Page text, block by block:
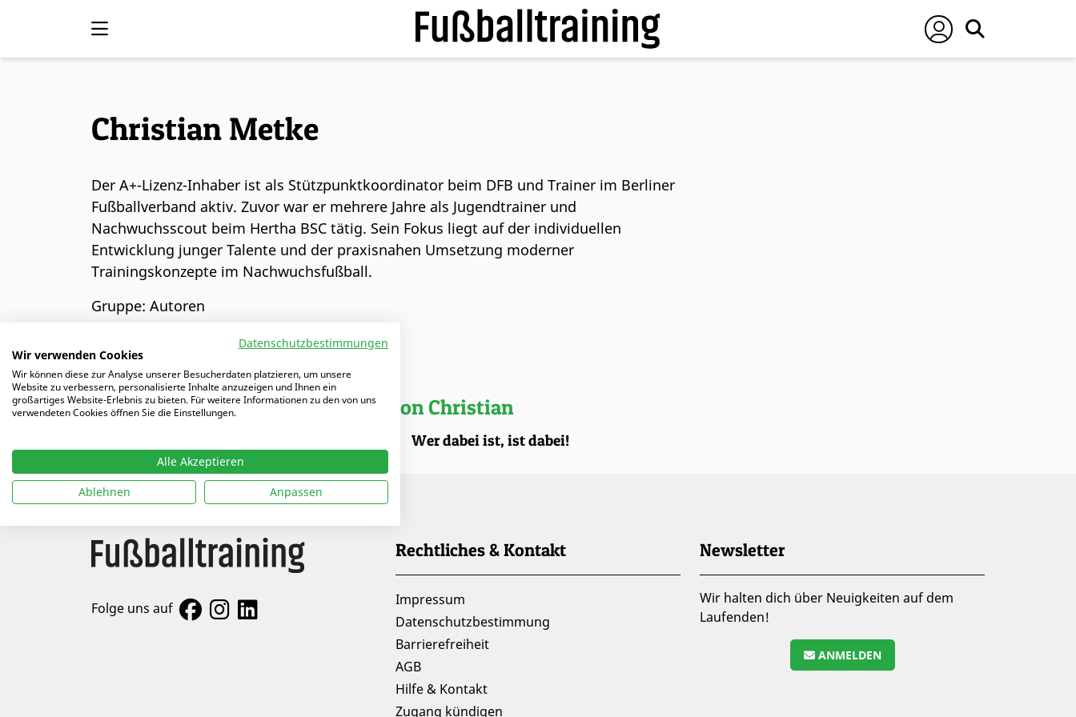
Christian Metke
Der A+-Lizenz-Inhaber ist als Stützpunktkoordinator beim DFB und Trainer im Berliner
Fußballverband aktiv. Zuvor war er mehrere Jahre als Jugendtrainer und
Nachwuchsscout beim Hertha BSC tätig. Sein Fokus liegt auf der individuellen
Entwicklung junger Talente und der praxisnahen Umsetzung moderner
Trainingskonzepte im Nachwuchsfußball.
Gruppe: Autoren
ALLE AUTOREN Artikel von Christian
Wer dabei ist, ist dabei!
Folge uns auf
Rechtliches & Kontakt
Impressum
Datenschutzbestimmung
Barrierefreiheit
AGB
Hilfe & Kontakt
Zugang kündigen
Newsletter
Wir halten dich über Neuigkeiten auf dem
Laufenden!
ANMELDEN
Datenschutzbestimmungen
Wir verwenden Cookies
Wir können diese zur Analyse unserer Besucherdaten platzieren, um unsere
Website zu verbessern, personalisierte Inhalte anzuzeigen und Ihnen ein
großartiges Website-Erlebnis zu bieten. Für weitere Informationen zu den von uns
verwendeten Cookies öffnen Sie die Einstellungen.
Alle Akzeptieren
Ablehnen
Anpassen